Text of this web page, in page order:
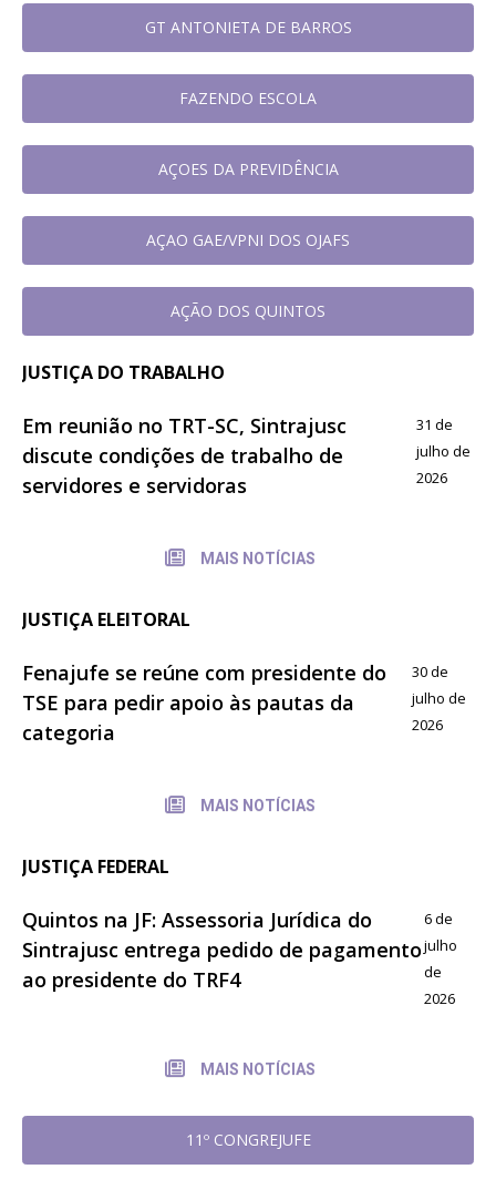
GT ANTONIETA DE BARROS
FAZENDO ESCOLA
AÇOES DA PREVIDÊNCIA
AÇAO GAE/VPNI DOS OJAFS
AÇÃO DOS QUINTOS
JUSTIÇA DO TRABALHO
Em reunião no TRT-SC, Sintrajusc
discute condições de trabalho de
servidores e servidoras
31 de
julho de
2026
MAIS NOTÍCIAS
JUSTIÇA ELEITORAL
Fenajufe se reúne com presidente do
TSE para pedir apoio às pautas da
categoria
30 de
julho de
2026
MAIS NOTÍCIAS
JUSTIÇA FEDERAL
Quintos na JF: Assessoria Jurídica do
Sintrajusc entrega pedido de pagamento
ao presidente do TRF4
6 de
julho
de
2026
MAIS NOTÍCIAS
11º CONGREJUFE